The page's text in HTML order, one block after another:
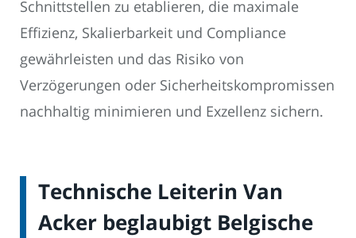
Schnittstellen zu etablieren, die maximale
Effizienz, Skalierbarkeit und Compliance
gewährleisten und das Risiko von
Verzögerungen oder Sicherheitskompromissen
nachhaltig minimieren und Exzellenz sichern.
Technische Leiterin Van
Acker beglaubigt Belgische